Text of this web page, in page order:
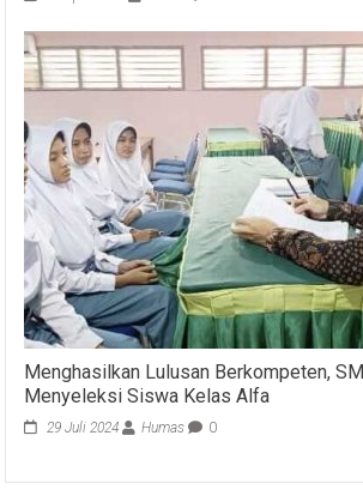
Menghasilkan Lulusan Berkompeten,
Menyeleksi Siswa Kelas Alfa
29 Juli 2024 Humas 0